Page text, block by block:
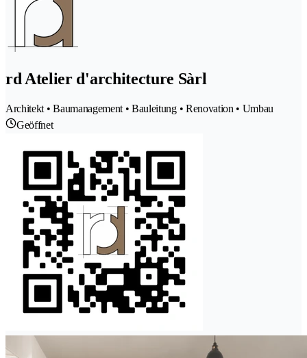
rd Atelier d'architecture Sàrl
Architekt • Baumanagement • Bauleitung • Renovation • Umbau
Geöffnet